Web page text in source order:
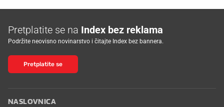
Pretplatite se na Index bez reklama
Podržite neovisno novinarstvo i čitajte Index bez bannera.
Pretplatite se
NASLOVNICA